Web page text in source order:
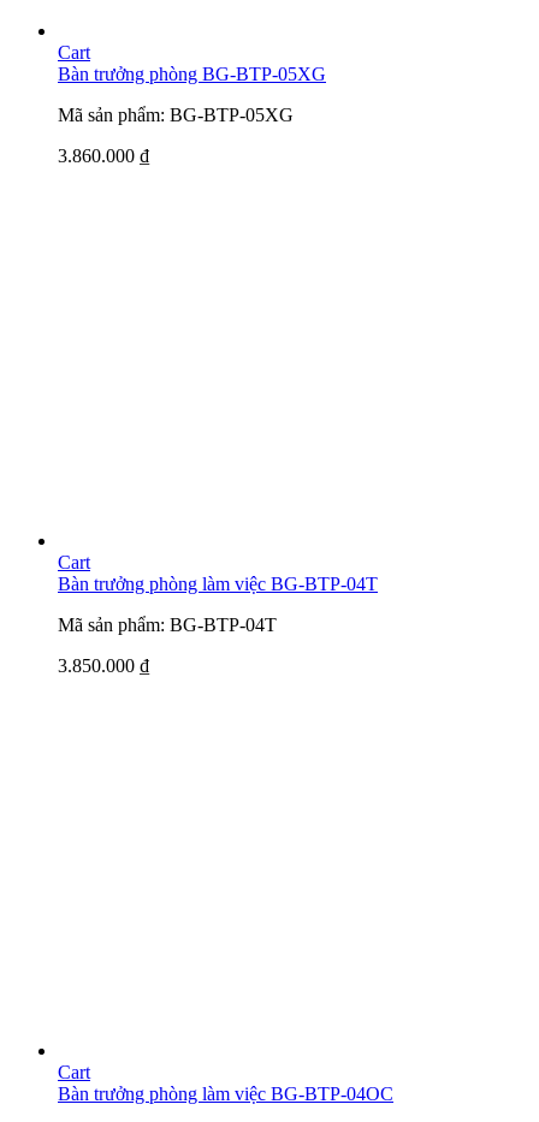
Cart
Bàn trưởng phòng BG-BTP-05XG
Mã sản phẩm: BG-BTP-05XG
3.860.000 ₫
Cart
Bàn trưởng phòng làm việc BG-BTP-04T
Mã sản phẩm: BG-BTP-04T
3.850.000 ₫
Cart
Bàn trưởng phòng làm việc BG-BTP-04OC